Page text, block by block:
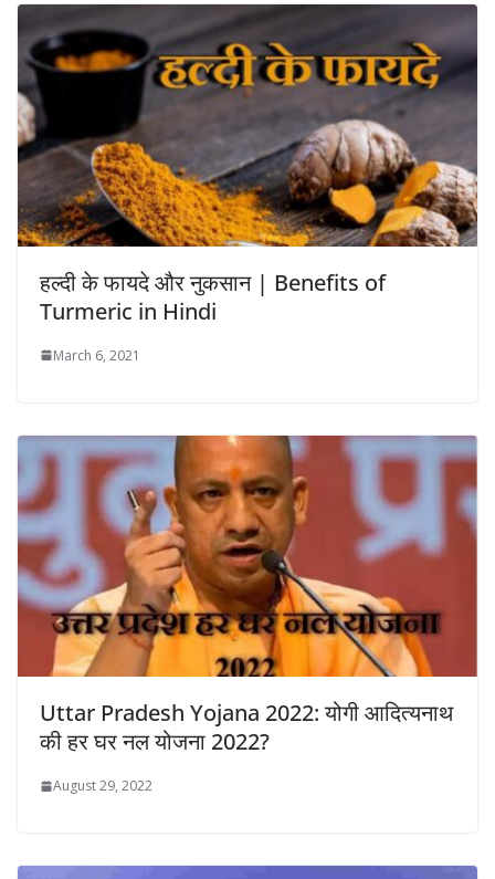
हल्दी के फायदे और नुकसान | Benefits of
Turmeric in Hindi
March 6, 2021
Uttar Pradesh Yojana 2022: योगी आदित्यनाथ
की हर घर नल योजना 2022?
August 29, 2022